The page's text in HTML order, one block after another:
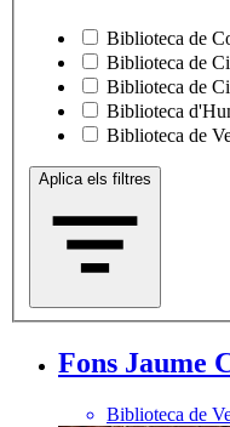
Biblioteca de
Biblioteca de
Biblioteca de
Biblioteca
Biblioteca de
Aplica els filtres
Fons Jaume
Biblioteca de